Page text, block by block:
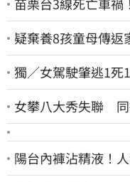
苗栗台3線死亡車禍
疑棄養8孩童母傳返
獨／女駕駛肇逃1
女攀八大秀失聯
陽台內褲沾精液！